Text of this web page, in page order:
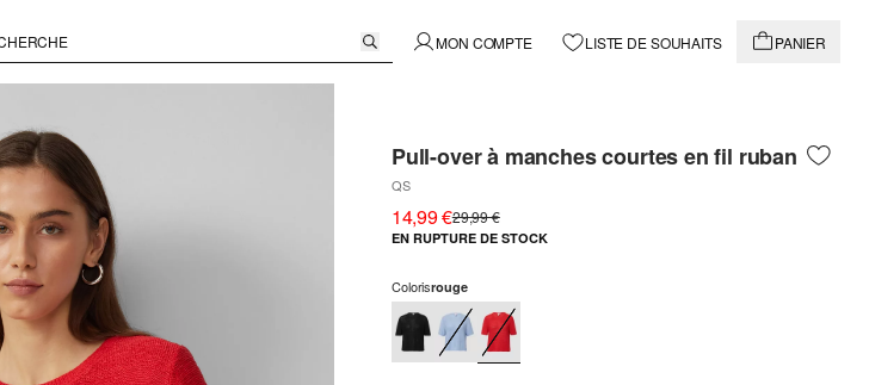
MON COMPTE LISTE DE SOUHAITS PANIER
Pull-over à manches courtes en fil ruban
QS
14,99 €29,99 €
EN RUPTURE DE STOCK
Colorisrouge